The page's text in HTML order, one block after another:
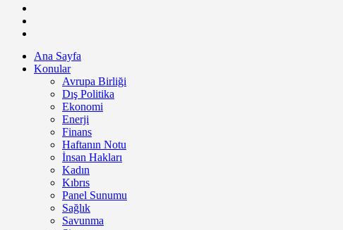
Ana Sayfa
Konular
Avrupa Birliği
Dış Politika
Ekonomi
Enerji
Finans
Haftanın Notu
İnsan Hakları
Kadın
Kıbrıs
Panel Sunumu
Sağlık
Savunma